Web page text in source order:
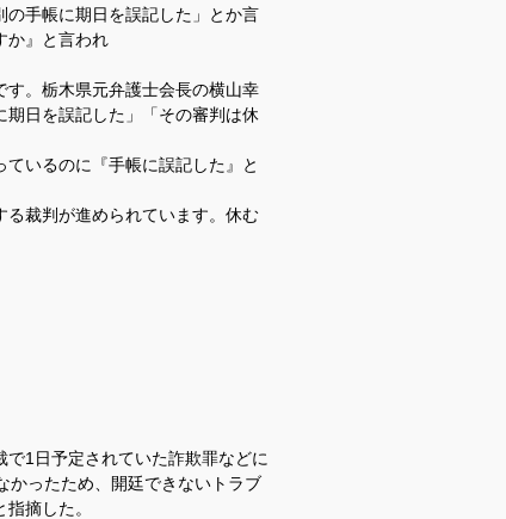
の手帳に期日を誤記した」とか言
か』と言われ
。栃木県元弁護士会長の横山幸
日を誤記した」「その審判は休
いるのに『手帳に誤記した』と
裁判が進められています。休む
1日予定されていた詐欺罪などに
かったため、開廷できないトラブ
摘した。